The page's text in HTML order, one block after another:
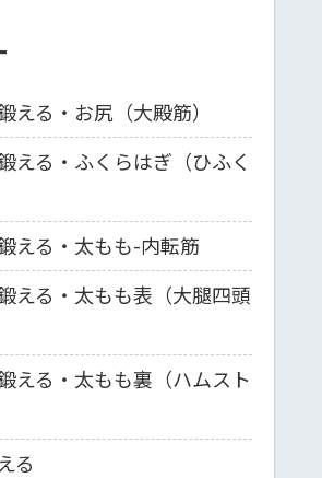
る・お尻（大殿筋）
える・ふくらはぎ（ひふく
える・太もも-内転筋
える・太もも表（大腿四頭
える・太もも裏（ハムスト
る